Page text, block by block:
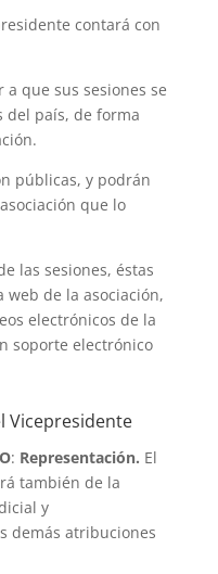
contará con
que sus sesiones se
país, de forma
públicas, y podrán
que lo
las sesiones, éstas
de la asociación,
electrónicos de la
soporte electrónico
Vicepresidente
: Representación. El
también de la
y
demás atribuciones